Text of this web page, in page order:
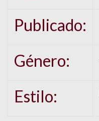
Publicado:
Género:
Estilo: